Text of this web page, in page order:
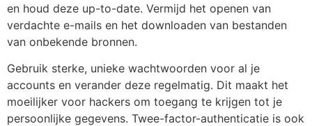
en houd deze up-to-date. Vermijd het openen van
verdachte e-mails en het downloaden van bestanden
van onbekende bronnen.
Gebruik sterke, unieke wachtwoorden voor al je
accounts en verander deze regelmatig. Dit maakt het
moeilijker voor hackers om toegang te krijgen tot je
persoonlijke gegevens. Twee-factor-authenticatie is ook